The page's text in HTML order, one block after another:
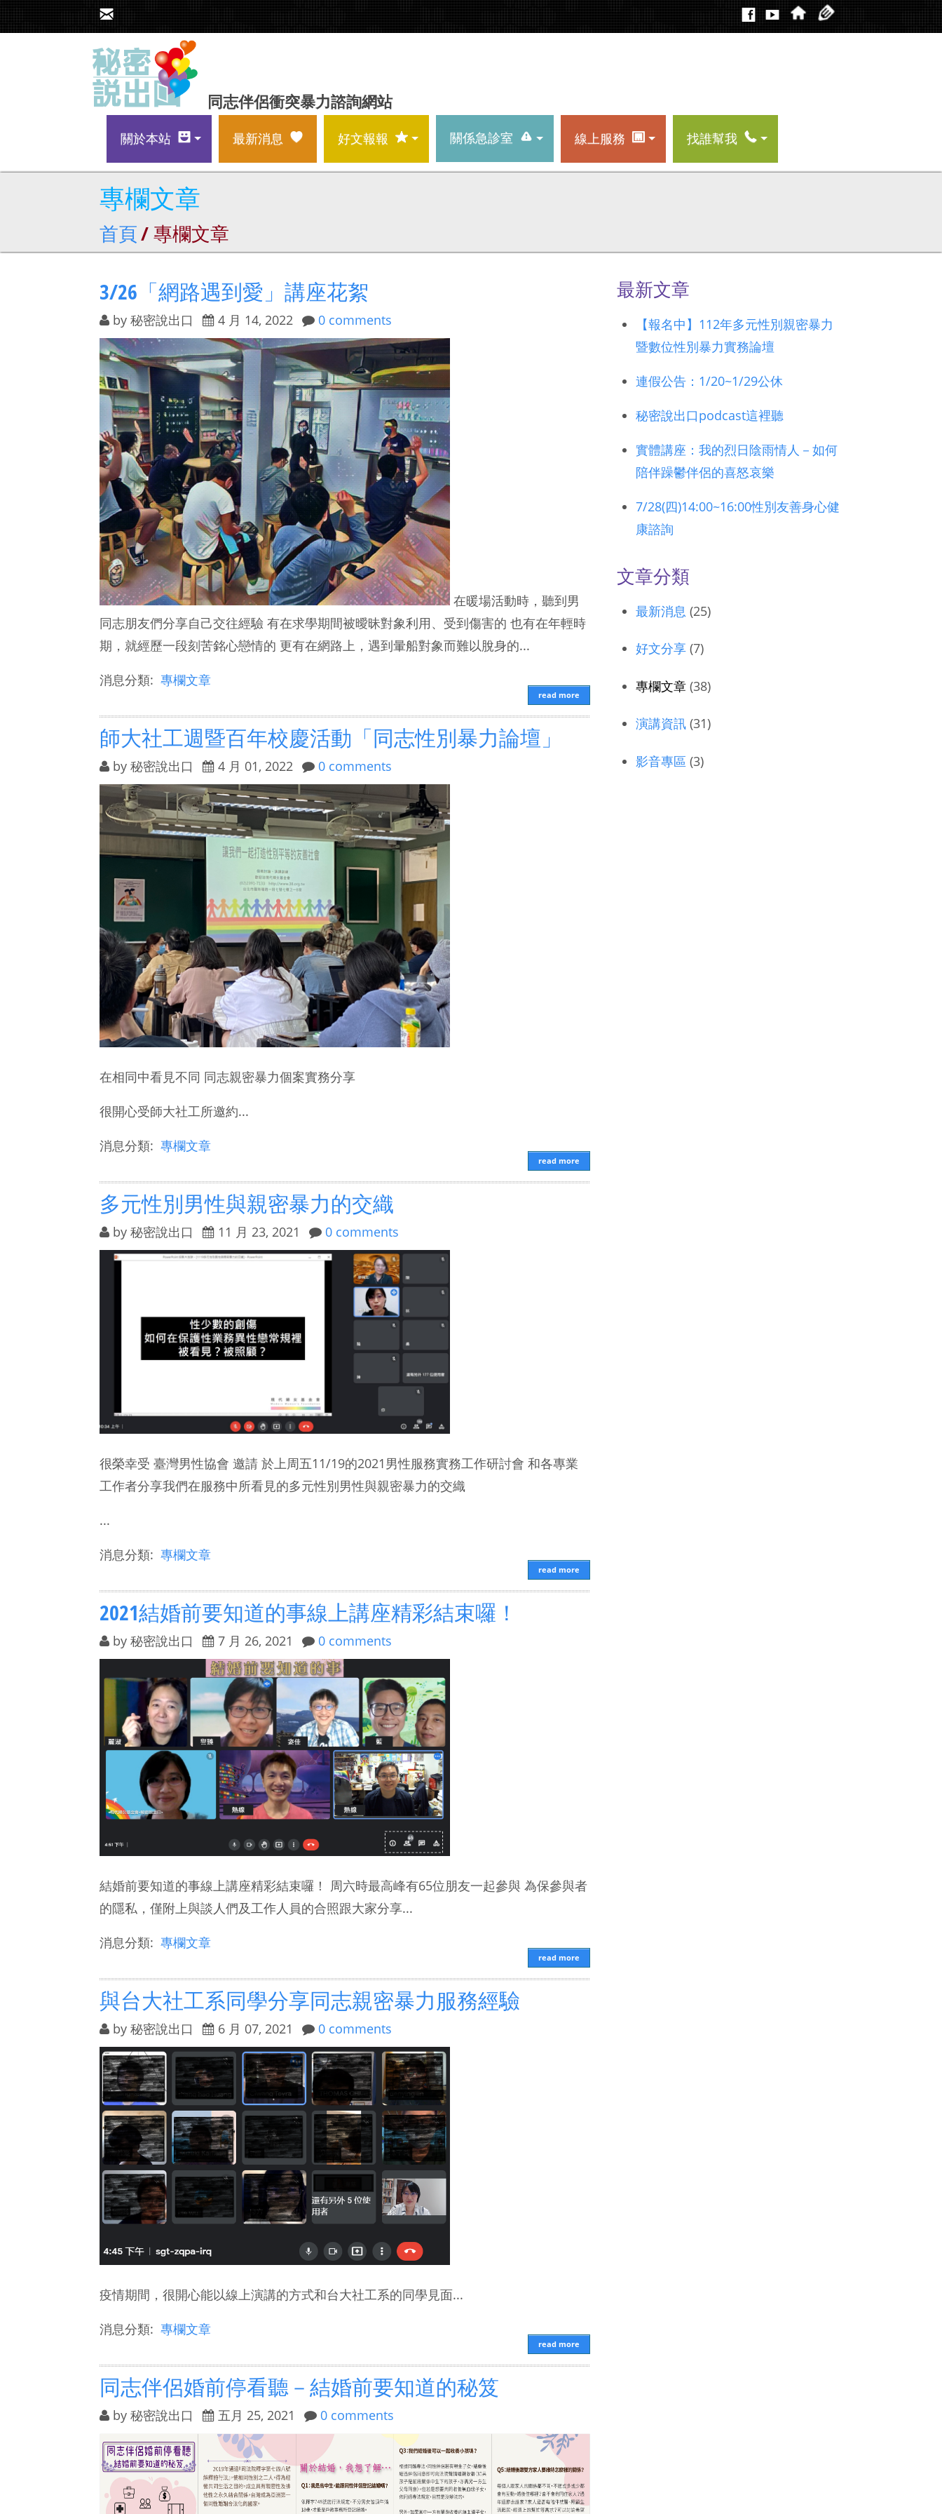
同志伴侶衝突暴力諮詢網站
關於本站 最新消息 好文報報 關係急診室 線上服務 找誰幫我
專欄文章
首頁/ 專欄文章
3/26「網路遇到愛」講座花絮
by 秘密說出口 4 月 14, 2022 0 comments
在暖場活動時，聽到男
同志朋友們分享自己交往經驗 有在求學期間被曖昧對象利用、受到傷害的 也有在年輕時
期，就經歷一段刻苦銘心戀情的 更有在網路上，遇到暈船對象而難以脫身的...
消息分類: 專欄文章
read more
師大社工週暨百年校慶活動「同志性別暴力論壇」
by 秘密說出口 4 月 01, 2022 0 comments
在相同中看見不同 同志親密暴力個案實務分享
很開心受師大社工所邀約...
消息分類: 專欄文章
read more
多元性別男性與親密暴力的交織
by 秘密說出口 11 月 23, 2021 0 comments
很榮幸受 臺灣男性協會 邀請 於上周五11/19的2021男性服務實務工作研討會 和各專業
工作者分享我們在服務中所看見的多元性別男性與親密暴力的交織
...
消息分類: 專欄文章
read more
2021結婚前要知道的事線上講座精彩結束囉！
by 秘密說出口 7 月 26, 2021 0 comments
結婚前要知道的事線上講座精彩結束囉！ 周六時最高峰有65位朋友一起參與 為保參與者
的隱私，僅附上與談人們及工作人員的合照跟大家分享...
消息分類: 專欄文章
read more
與台大社工系同學分享同志親密暴力服務經驗
by 秘密說出口 6 月 07, 2021 0 comments
疫情期間，很開心能以線上演講的方式和台大社工系的同學見面...
消息分類: 專欄文章
read more
同志伴侶婚前停看聽－結婚前要知道的秘笈
by 秘密說出口 五月 25, 2021 0 comments
最新文章
【報名中】112年多元性別親密暴力
暨數位性別暴力實務論壇
連假公告：1/20~1/29公休
秘密說出口podcast這裡聽
實體講座：我的烈日陰雨情人－如何
陪伴躁鬱伴侶的喜怒哀樂
7/28(四)14:00~16:00性別友善身心健
康諮詢
文章分類
最新消息 (25)
好文分享 (7)
專欄文章 (38)
演講資訊 (31)
影音專區 (3)